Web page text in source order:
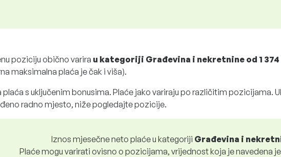
poziciju obično varira u kategoriji Građevina i nekretnine od 1
maksimalna plaća je čak i viša).
plaća s uključenim bonusima. Plaće jako variraju po različitim pozicijama.
radno mjesto, niže pogledajte pozicije.
Iznos mjesečne neto plaće u kategoriji Građevina i
Plaće mogu varirati ovisno o pozicijama, vrijednost koja je navedena